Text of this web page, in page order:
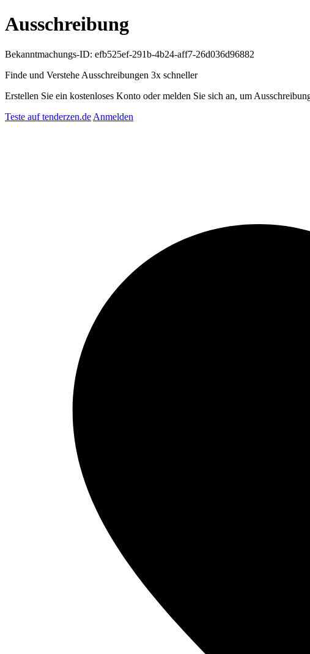
Ausschreibung
Bekanntmachungs-ID: efb525ef-291b-4b24-aff7-26d036d96882
Finde und Verstehe Ausschreibungen 3x schneller
Erstellen Sie ein kostenloses Konto oder melden Sie sich an, um
Teste auf tenderzen.de Anmelden